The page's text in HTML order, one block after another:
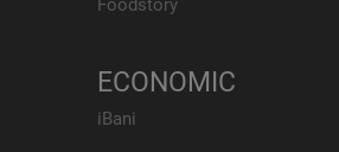
Foodstory
ECONOMIC
iBani